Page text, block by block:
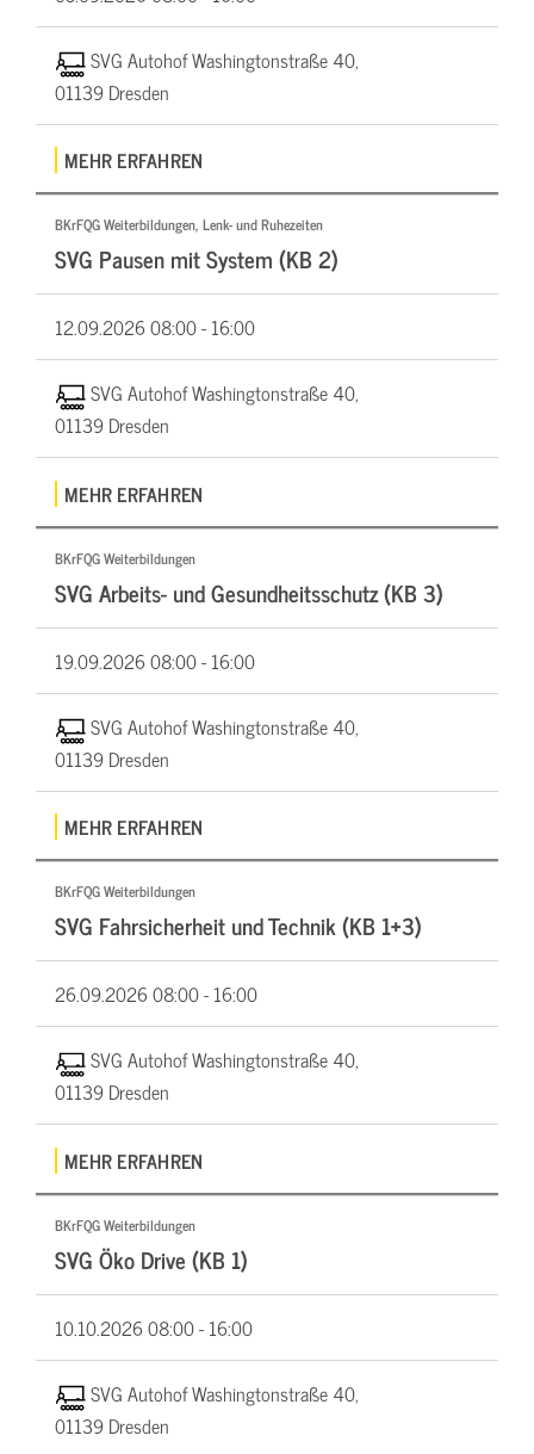
SVG Autohof Washingtonstraße 40,
01139 Dresden
MEHR ERFAHREN
BKrFQG Weiterbildungen, Lenk- und Ruhezeiten
SVG Pausen mit System (KB 2)
12.09.202608:00 - 16:00
SVG Autohof Washingtonstraße 40,
01139 Dresden
MEHR ERFAHREN
BKrFQG Weiterbildungen
SVG Arbeits- und Gesundheitsschutz (KB 3)
19.09.202608:00 - 16:00
SVG Autohof Washingtonstraße 40,
01139 Dresden
MEHR ERFAHREN
BKrFQG Weiterbildungen
SVG Fahrsicherheit und Technik (KB 1+3)
26.09.202608:00 - 16:00
SVG Autohof Washingtonstraße 40,
01139 Dresden
MEHR ERFAHREN
BKrFQG Weiterbildungen
SVG Öko Drive (KB 1)
10.10.202608:00 - 16:00
SVG Autohof Washingtonstraße 40,
01139 Dresden